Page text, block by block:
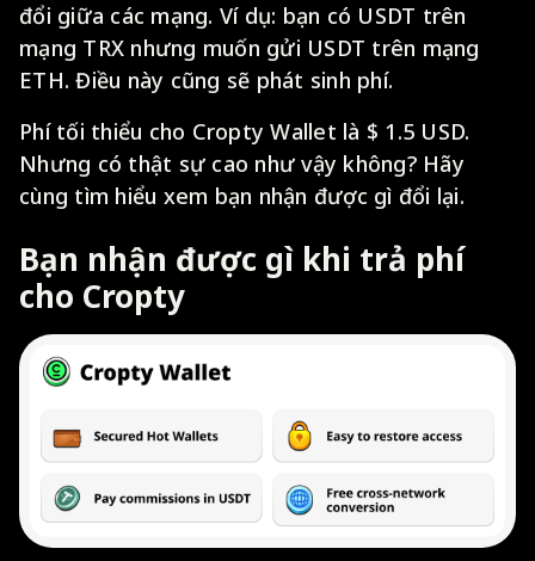
đổi giữa các mạng. Ví dụ: bạn có USDT trên
mạng TRX nhưng muốn gửi USDT trên mạng
ETH. Điều này cũng sẽ phát sinh phí.
Phí tối thiểu cho Cropty Wallet là $ 1.5 USD.
Nhưng có thật sự cao như vậy không? Hãy
cùng tìm hiểu xem bạn nhận được gì đổi lại.
Bạn nhận được gì khi trả phí
cho Cropty